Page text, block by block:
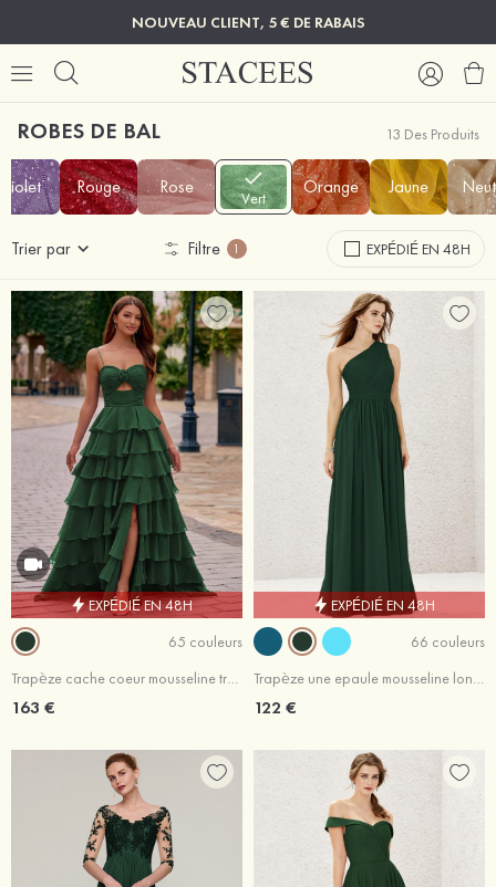
NOUVEAU CLIENT, 5 € DE RABAIS
ROBES DE BAL 13 Des Produits
Violet Rouge Rose Vert Orange Jaune
Trier par Filtre 1 EXPÉDIÉ EN 48H
EXPÉDIÉ EN 48H
65 couleurs
Trapèze cache coeur mousseline traîne balayage robe de bal avec fleurs trou de serrure
163 €
EXPÉDIÉ EN 48H
66 couleurs
Trapèze une epaule mousseline longueur ras du sol robe de demoiselle d'honneur avec plissé
122 €